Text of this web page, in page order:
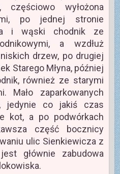
częściowo wyłożona
po jednej stronie
i wąski chodnik ze
a wzdłuż
drzew, po drugiej
Starego Młyna, później
również ze starymi
Mało zaparkowanych
jedynie co jakiś czas
kot, a po podwórkach
część bocznicy
ulic Sienkiewicza z
głównie zabudowa